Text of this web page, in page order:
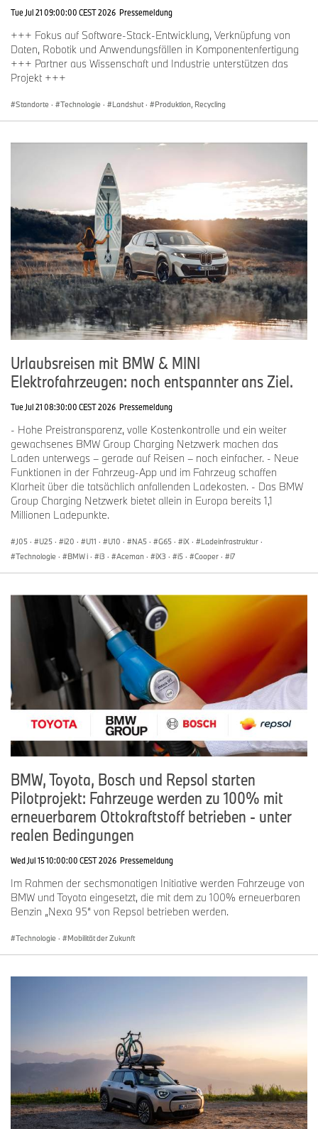
Tue Jul 21 09:00:00 CEST 2026 Pressemeldung
+++ Fokus auf Software-Stack-Entwicklung, Verknüpfung von
Daten, Robotik und Anwendungsfällen in Komponentenfertigung
+++ Partner aus Wissenschaft und Industrie unterstützen das
Projekt +++
Standorte · Technologie · Landshut · Produktion, Recycling
Urlaubsreisen mit BMW & MINI
Elektrofahrzeugen: noch entspannter ans Ziel.
Tue Jul 21 08:30:00 CEST 2026 Pressemeldung
- Hohe Preistransparenz, volle Kostenkontrolle und ein weiter
gewachsenes BMW Group Charging Netzwerk machen das
Laden unterwegs – gerade auf Reisen – noch einfacher. - Neue
Funktionen in der Fahrzeug-App und im Fahrzeug schaffen
Klarheit über die tatsächlich anfallenden Ladekosten. - Das BMW
Group Charging Netzwerk bietet allein in Europa bereits 1,1
Millionen Ladepunkte.
J05 · U25 · i20 · U11 · U10 · NA5 · G65 · iX · Ladeinfrastruktur ·
Technologie · BMW i · i3 · Aceman · iX3 · i5 · Cooper · i7
BMW, Toyota, Bosch und Repsol starten
Pilotprojekt: Fahrzeuge werden zu 100% mit
erneuerbarem Ottokraftstoff betrieben - unter
realen Bedingungen
Wed Jul 15 10:00:00 CEST 2026 Pressemeldung
Im Rahmen der sechsmonatigen Initiative werden Fahrzeuge von
BMW und Toyota eingesetzt, die mit dem zu 100% erneuerbaren
Benzin „Nexa 95“ von Repsol betrieben werden.
Technologie · Mobilität der Zukunft